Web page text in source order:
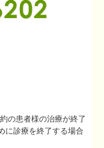
の患者様の治療が終了
に診療を終了する場合